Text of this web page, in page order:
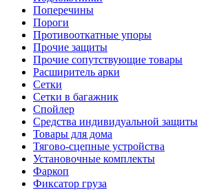
Поперечины
Пороги
Противооткатные упоры
Прочие защиты
Прочие сопутствующие товары
Расширитель арки
Сетки
Сетки в багажник
Спойлер
Средства индивидуальной защиты
Товары для дома
Тягово-сцепные устройства
Установочные комплекты
Фаркоп
Фиксатор груза